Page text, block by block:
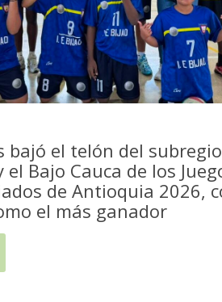
bajó el telón del
Bajo Cauca de los
de Antioquia 2026,
el más ganador